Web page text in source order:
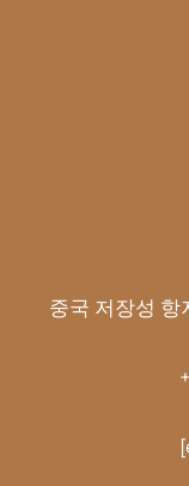
중국 저장성 항